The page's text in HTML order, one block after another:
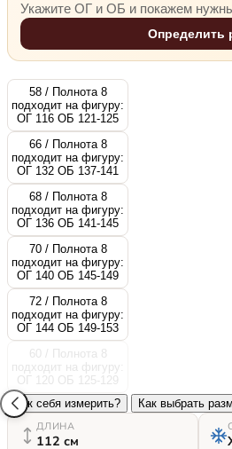
Укажите ОГ и ОБ и покажем
Определить
58 / Полнота 8
подходит на фигуру:
ОГ 116 ОБ 121-125
66 / Полнота 8
подходит на фигуру:
ОГ 132 ОБ 137-141
68 / Полнота 8
подходит на фигуру:
ОГ 136 ОБ 141-145
70 / Полнота 8
подходит на фигуру:
ОГ 140 ОБ 145-149
72 / Полнота 8
подходит на фигуру:
ОГ 144 ОБ 149-153
60 / Полнота 8
подходит на фигуру:
ОГ 120 ОБ 125-129
Как себя измерить?
Как выбрать
ДЛИНА
112 см